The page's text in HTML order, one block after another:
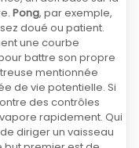
Pong, par exemple,
doué ou patient.
une courbe
battre son propre
mentionnée
de vie potentielle. Si
des contrôles
rapidement. Qui
diriger un vaisseau